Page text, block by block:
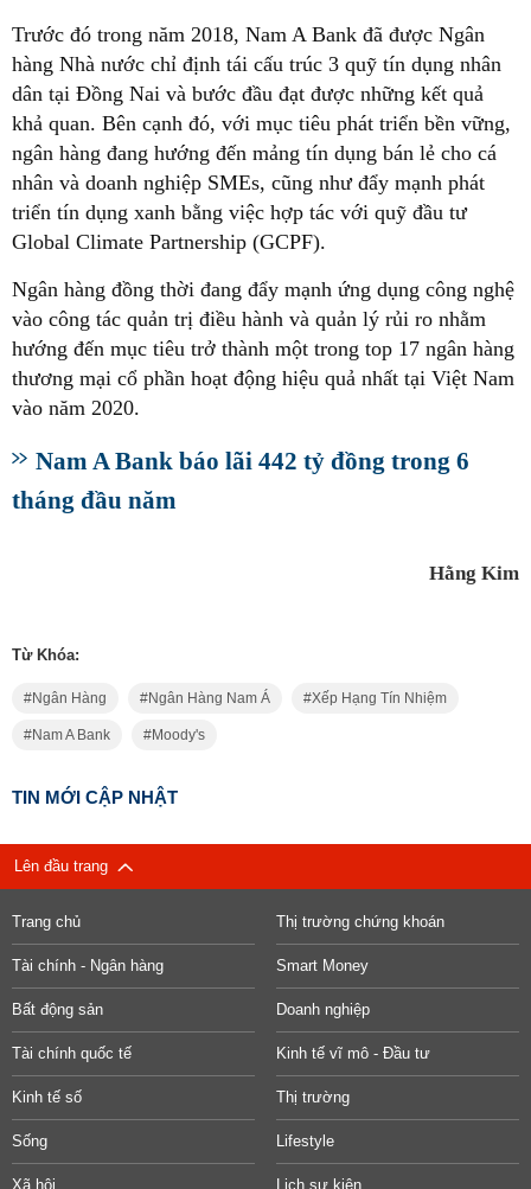
Trước đó trong năm 2018, Nam A Bank đã được Ngân
hàng Nhà nước chỉ định tái cấu trúc 3 quỹ tín dụng nhân
dân tại Đồng Nai và bước đầu đạt được những kết quả
khả quan. Bên cạnh đó, với mục tiêu phát triển bền vững,
ngân hàng đang hướng đến mảng tín dụng bán lẻ cho cá
nhân và doanh nghiệp SMEs, cũng như đẩy mạnh phát
triển tín dụng xanh bằng việc hợp tác với quỹ đầu tư
Global Climate Partnership (GCPF).
Ngân hàng đồng thời đang đẩy mạnh ứng dụng công nghệ
vào công tác quản trị điều hành và quản lý rủi ro nhằm
hướng đến mục tiêu trở thành một trong top 17 ngân hàng
thương mại cổ phần hoạt động hiệu quả nhất tại Việt Nam
vào năm 2020.
Nam A Bank báo lãi 442 tỷ đồng trong 6
tháng đầu năm
Hằng Kim
Từ Khóa:
Ngân Hàng Ngân Hàng Nam Á Xếp Hạng Tín Nhiệm
Nam A Bank Moody's
TIN MỚI CẬP NHẬT
Lên đầu trang
Trang chủ Thị trường chứng khoán
Tài chính - Ngân hàng Smart Money
Bất động sản Doanh nghiệp
Tài chính quốc tế Kinh tế vĩ mô - Đầu tư
Kinh tế số Thị trường
Sống Lifestyle
Xã hội Lịch sự kiện